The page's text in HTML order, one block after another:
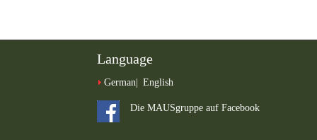
Language
German English
Die MAUSgruppe auf Facebook